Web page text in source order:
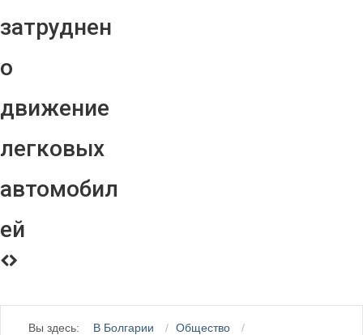
затруднен
о
движение
легковых
автомобил
ей
Вы здесь: В Болгарии
Общество